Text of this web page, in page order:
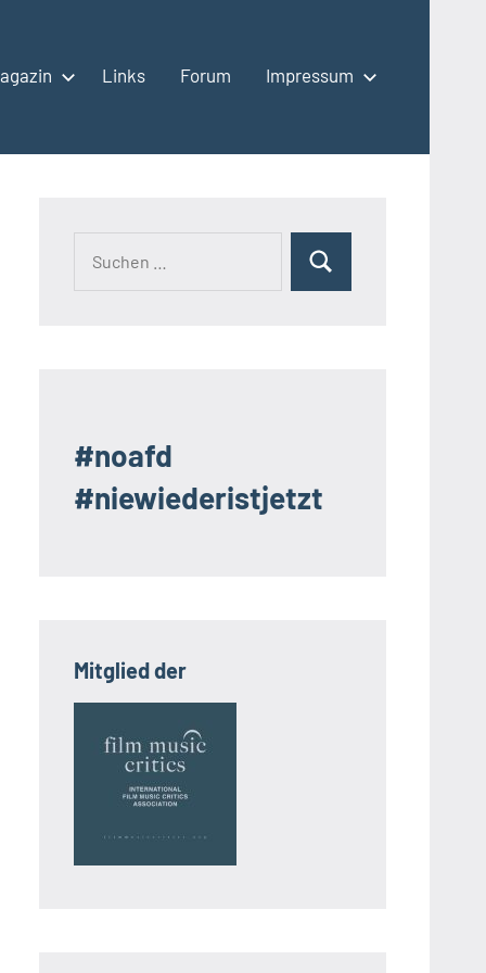
Links Forum Impressum
Suchen
#noafd
#niewiederistjetzt
Mitglied der